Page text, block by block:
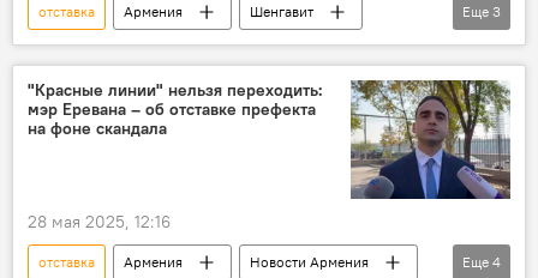
отставка Армения
Шенгавит
префект
Политика
Новости Армения
Еще 3
"Красные линии" нельзя переходить:
мэр Еревана – об отставке префекта
на фоне скандала
28 мая 2025, 12:16
отставка Армения
Новости Армения
Еще 4